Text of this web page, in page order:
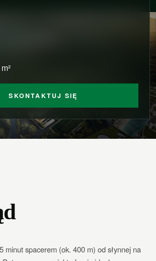
SKONTAKTUJ SIĘ
minut spacerem (ok. 400 m) od słynnej na